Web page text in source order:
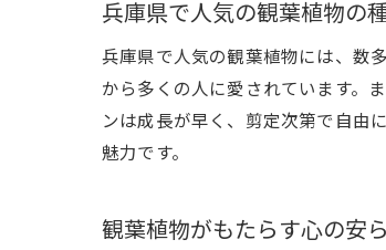
兵庫県で人気の観葉植物の
兵庫県で人気の観葉植物には、数
から多くの人に愛されています。
ンは成長が早く、剪定次第で自由
魅力です。
観葉植物がもたらす心の安